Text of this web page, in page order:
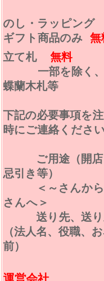
のし・ラッピン
ギフト商品のみ 無
立て札
無料
一部を除く
蝶蘭木札等
下記の必要事項を
時にご連絡くださ
ご用途（開店
忌引き等）
＜～さんから
さんへ＞
送り先、送り
（法人名、役職、
前）
運営会社